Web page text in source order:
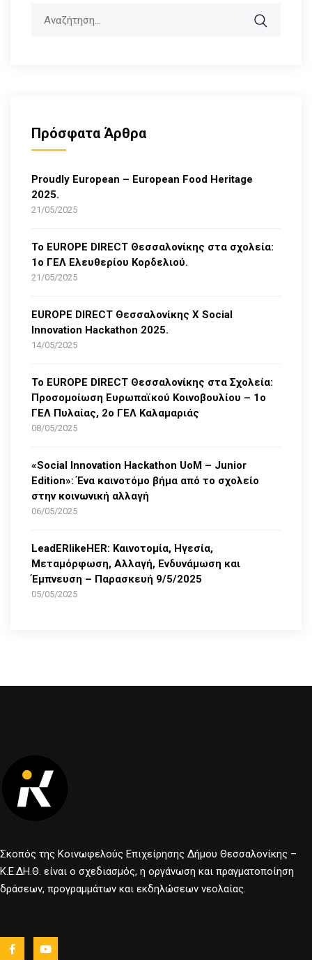
Πρόσφατα Άρθρα
Proudly European – European Food Heritage
2025.
21/05/2025
Το EUROPE DIRECT Θεσσαλονίκης στα σχολεία:
1ο ΓΕΛ Ελευθερίου Κορδελιού.
21/05/2025
EUROPE DIRECT Θεσσαλονίκης Χ Social
Innovation Hackathon 2025.
14/05/2025
Το EUROPE DIRECT Θεσσαλονίκης στα Σχολεία:
Προσομοίωση Ευρωπαϊκού Κοινοβουλίου – 1ο
ΓΕΛ Πυλαίας, 2ο ΓΕΛ Καλαμαριάς
08/05/2025
«Social Innovation Hackathon UoM – Junior
Edition»: Ένα καινοτόμο βήμα από το σχολείο
στην κοινωνική αλλαγή
06/05/2025
LeadERlikeHER: Καινοτομία, Ηγεσία,
Μεταμόρφωση, Αλλαγή, Ενδυνάμωση και
Έμπνευση – Παρασκευή 9/5/2025
05/05/2025
Σκοπός της Κοινωφελούς Επιχείρησης Δήμου Θεσσαλονίκης –
Κ.Ε.ΔΗ.Θ. είναι ο σχεδιασμός, η οργάνωση και πραγματοποίηση
δράσεων, προγραμμάτων και εκδηλώσεων νεολαίας.